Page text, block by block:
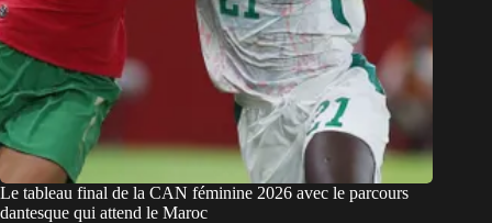
Le tableau final de la CAN féminine 2026 avec le parcours
dantesque qui attend le Maroc